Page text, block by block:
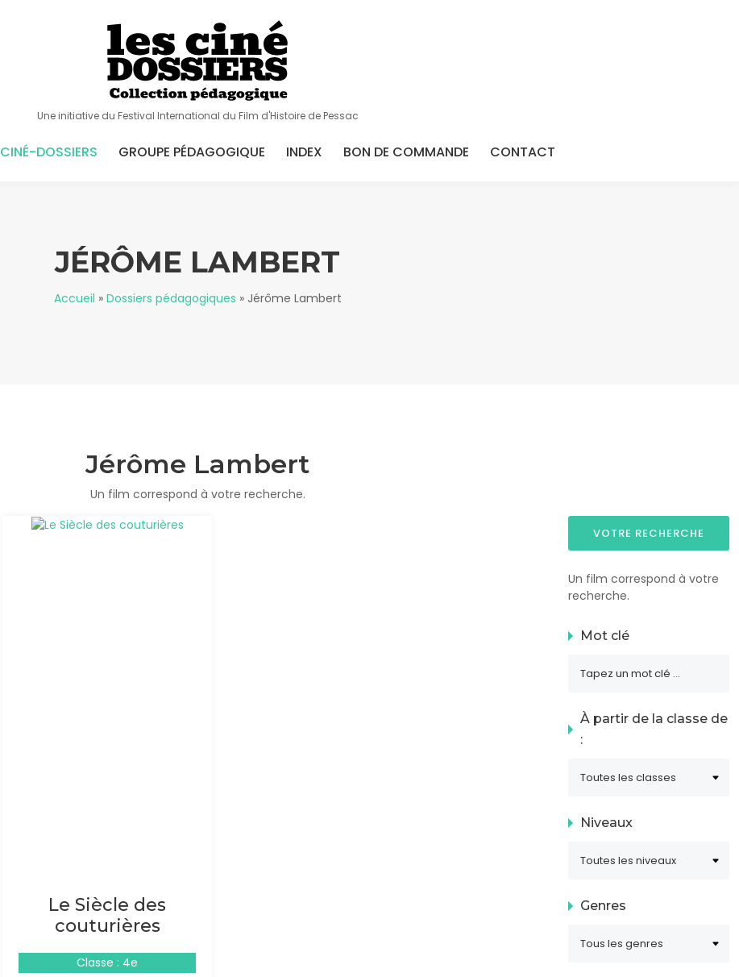
Une initiative du Festival International du Film d'Histoire de Pessac
CINÉ-DOSSIERS GROUPE PÉDAGOGIQUE INDEX BON DE COMMANDE CONTACT
JÉRÔME LAMBERT
Accueil » Dossiers pédagogiques » Jérôme Lambert
Jérôme Lambert
Un film correspond à votre recherche.
Le Siècle des
couturières
Classe : 4e
VOTRE RECHERCHE
Un film correspond à votre
recherche.
Mot clé
À partir de la classe de
:
Niveaux
Genres